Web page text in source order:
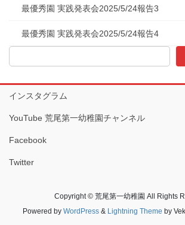
最優秀園 実践発表会2025/5/24報告3
最優秀園 実践発表会2025/5/24報告4
インスタグラム
YouTube 荒尾第一幼稚園チャンネル
Facebook
Twitter
Copyright © 荒尾第一幼稚園 All Rights
Powered by WordPress& Lightning Theme by